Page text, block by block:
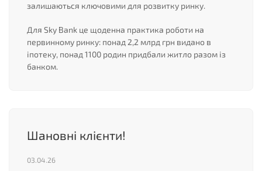
залишаються ключовими для розвитку ринку.
Для Sky Bank це щоденна практика роботи на
первинному ринку: понад 2,2 млрд грн видано в
іпотеку, понад 1100 родин придбали житло разом із
банком.
Шановні клієнти!
03.04.26